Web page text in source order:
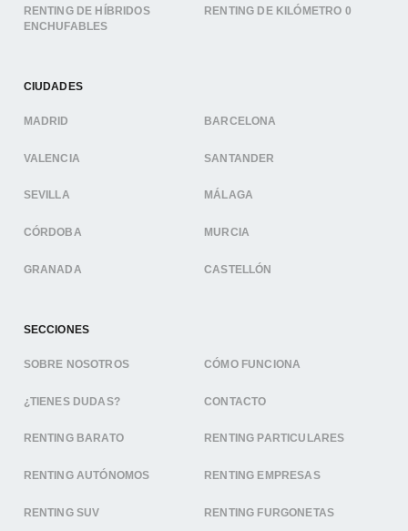
RENTING DE HÍBRIDOS
ENCHUFABLES
RENTING DE KILÓMETRO 0
CIUDADES
MADRID BARCELONA
VALENCIA SANTANDER
SEVILLA MÁLAGA
CÓRDOBA MURCIA
GRANADA CASTELLÓN
SECCIONES
SOBRE NOSOTROS CÓMO FUNCIONA
¿TIENES DUDAS? CONTACTO
RENTING BARATO RENTING PARTICULARES
RENTING AUTÓNOMOS RENTING EMPRESAS
RENTING SUV RENTING FURGONETAS